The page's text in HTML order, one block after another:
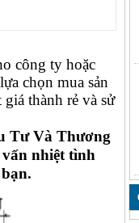
công ty hoặc
chọn mua sản
thành rẻ và sử
Tư Và Thương
nhiệt tình